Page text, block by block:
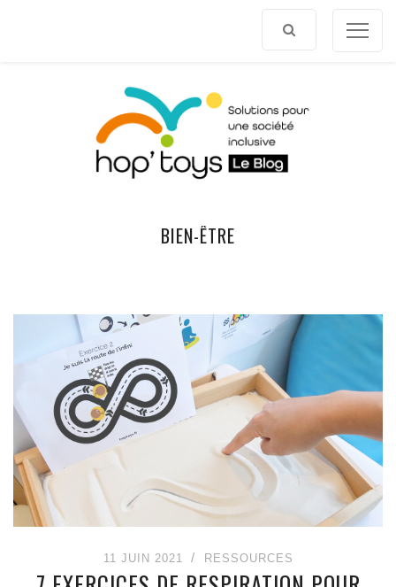
BIEN-ÊTRE
11 JUIN 2021 RESSOURCES